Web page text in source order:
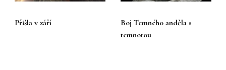
Přišla v září
Boj Temného anděla s
temnotou